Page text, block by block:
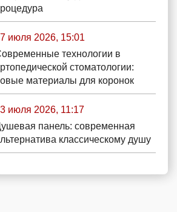
июля 2026, 15:01
технологии в
стоматологии:
материалы для коронок
июля 2026, 11:17
панель: современная
классическому душу